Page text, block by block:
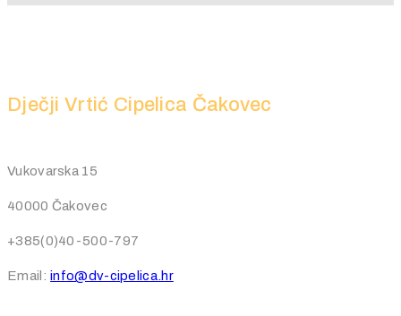
Dječji Vrtić Cipelica Čakovec
Vukovarska 15
40000 Čakovec
+385(0)40-500-797
Email:info@dv-cipelica.hr